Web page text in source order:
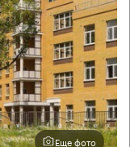
Еще фото